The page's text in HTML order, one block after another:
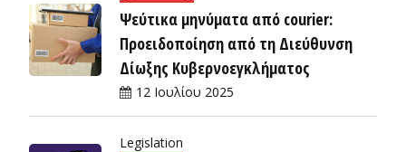
Ψεύτικα μηνύματα από courier:
Προειδοποίηση από τη Διεύθυνση
Δίωξης Κυβερνοεγκλήματος
12 Ιουλίου 2025
Legislation